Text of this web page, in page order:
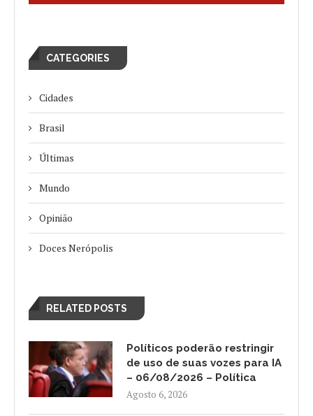
CATEGORIES
Cidades
Brasil
Últimas
Mundo
Opinião
Doces Nerópolis
RELATED POSTS
Políticos poderão restringir
de uso de suas vozes para IA
– 06/08/2026 – Política
Agosto 6, 2026